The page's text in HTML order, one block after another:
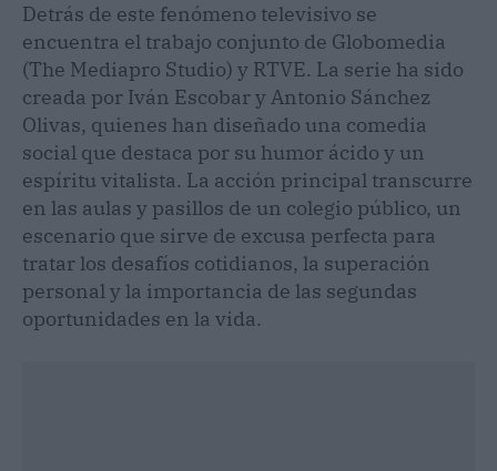
Detrás de este fenómeno televisivo se
encuentra el trabajo conjunto de Globomedia
(The Mediapro Studio) y RTVE. La serie ha sido
creada por Iván Escobar y Antonio Sánchez
Olivas, quienes han diseñado una comedia
social que destaca por su humor ácido y un
espíritu vitalista. La acción principal transcurre
en las aulas y pasillos de un colegio público, un
escenario que sirve de excusa perfecta para
tratar los desafíos cotidianos, la superación
personal y la importancia de las segundas
oportunidades en la vida.